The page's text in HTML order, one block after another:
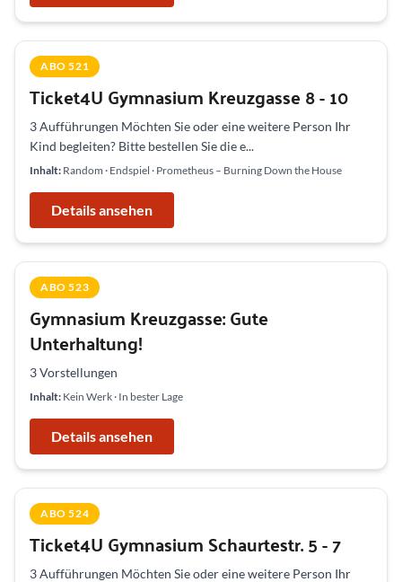
ABO 521
Ticket4U Gymnasium Kreuzgasse 8 - 10
3 Aufführungen Möchten Sie oder eine weitere Person Ihr
Kind begleiten? Bitte bestellen Sie die e...
Inhalt: Random · Endspiel · Prometheus – Burning Down the House
Details ansehen
ABO 523
Gymnasium Kreuzgasse: Gute
Unterhaltung!
3 Vorstellungen
Inhalt: Kein Werk · In bester Lage
Details ansehen
ABO 524
Ticket4U Gymnasium Schaurtestr. 5 - 7
3 Aufführungen Möchten Sie oder eine weitere Person Ihr